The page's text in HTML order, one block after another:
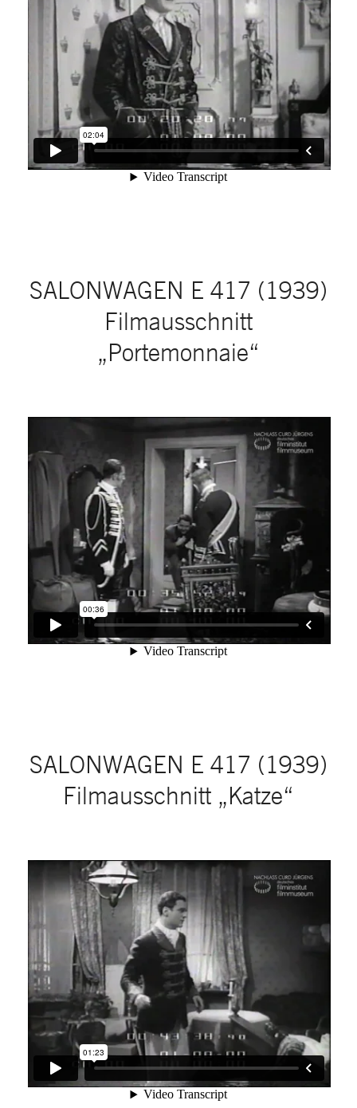
SALONWAGEN E 417 (1939)
Filmausschnitt
„Portemonnaie“
SALONWAGEN E 417 (1939)
Filmausschnitt „Katze“